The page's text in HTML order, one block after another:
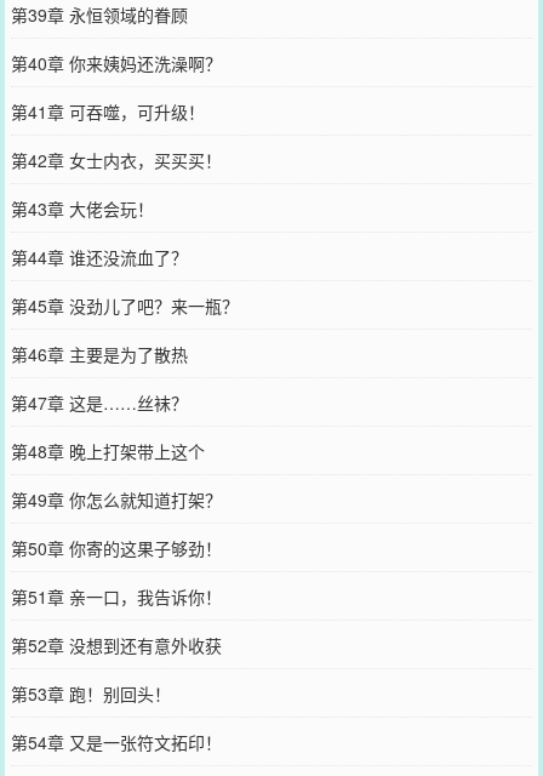
第39章 永恒领域的眷顾
第40章 你来姨妈还洗澡啊？
第41章 可吞噬，可升级！
第42章 女士内衣，买买买！
第43章 大佬会玩！
第44章 谁还没流血了？
第45章 没劲儿了吧？来一瓶？
第46章 主要是为了散热
第47章 这是……丝袜？
第48章 晚上打架带上这个
第49章 你怎么就知道打架？
第50章 你寄的这果子够劲！
第51章 亲一口，我告诉你！
第52章 没想到还有意外收获
第53章 跑！别回头！
第54章 又是一张符文拓印！